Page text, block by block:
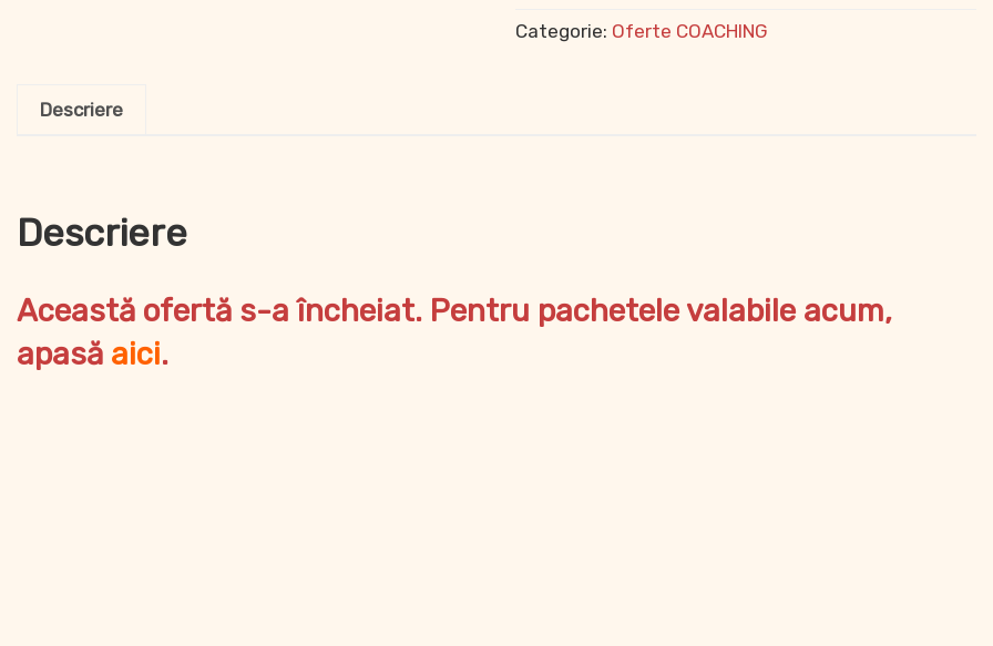
Categorie: Oferte COACHING
Descriere
Descriere
Această ofertă s-a încheiat. Pentru pachetele valabile acum,
apasă aici.